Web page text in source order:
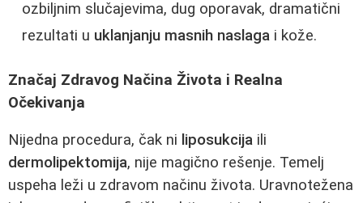
ozbiljnim slučajevima, dug oporavak, dramatični
rezultati u uklanjanju masnih naslaga i kože.
Značaj Zdravog Načina Života i Realna
Očekivanja
Nijedna procedura, čak ni liposukcija ili
dermolipektomija, nije magično rešenje. Temelj
uspeha leži u zdravom načinu života. Uravnotežena